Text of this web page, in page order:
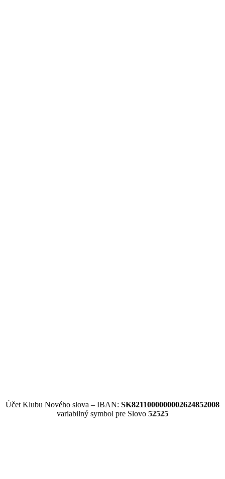
Účet Klubu Nového slova – IBAN: SK8211000000002624852008
variabilný symbol pre Slovo 52525